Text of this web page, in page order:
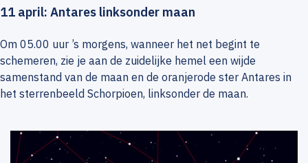
11 april: Antares linksonder maan
Om 05.00 uur ’s morgens, wanneer het net begint te
schemeren, zie je aan de zuidelijke hemel een wijde
samenstand van de maan en de oranjerode ster Antares in
het sterrenbeeld Schorpioen, linksonder de maan.